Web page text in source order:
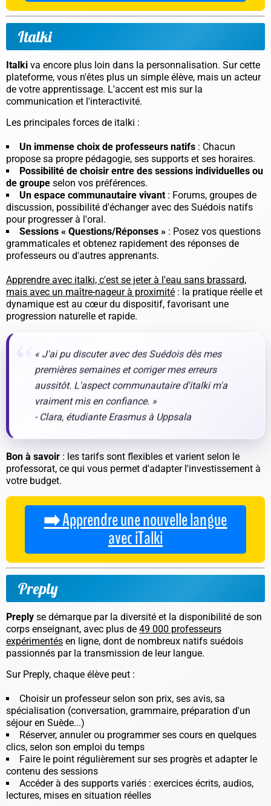
Italki
Italki va encore plus loin dans la personnalisation. Sur cette
plateforme, vous n'êtes plus un simple élève, mais un acteur
de votre apprentissage. L'accent est mis sur la
communication et l'interactivité.
Les principales forces de italki :
Un immense choix de professeurs natifs : Chacun
propose sa propre pédagogie, ses supports et ses horaires.
Possibilité de choisir entre des sessions individuelles ou
de groupe selon vos préférences.
Un espace communautaire vivant : Forums, groupes de
discussion, possibilité d'échanger avec des Suédois natifs
pour progresser à l'oral.
Sessions « Questions/Réponses » : Posez vos questions
grammaticales et obtenez rapidement des réponses de
professeurs ou d'autres apprenants.
Apprendre avec italki, c'est se jeter à l'eau sans brassard,
mais avec un maître-nageur à proximité : la pratique réelle et
dynamique est au cœur du dispositif, favorisant une
progression naturelle et rapide.
« J'ai pu discuter avec des Suédois dès mes
premières semaines et corriger mes erreurs
aussitôt. L'aspect communautaire d'italki m'a
vraiment mis en confiance. »
- Clara, étudiante Erasmus à Uppsala
Bon à savoir : les tarifs sont flexibles et varient selon le
professorat, ce qui vous permet d'adapter l'investissement à
votre budget.
➡️ Apprendre une nouvelle langue
avec iTalki
Preply
Preply se démarque par la diversité et la disponibilité de son
corps enseignant, avec plus de 49 000 professeurs
expérimentés en ligne, dont de nombreux natifs suédois
passionnés par la transmission de leur langue.
Sur Preply, chaque élève peut :
Choisir un professeur selon son prix, ses avis, sa
spécialisation (conversation, grammaire, préparation d'un
séjour en Suède...)
Réserver, annuler ou programmer ses cours en quelques
clics, selon son emploi du temps
Faire le point régulièrement sur ses progrès et adapter le
contenu des sessions
Accéder à des supports variés : exercices écrits, audios,
lectures, mises en situation réelles